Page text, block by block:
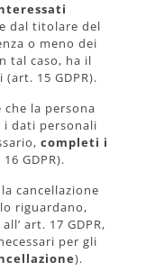
dal titolare del
o meno dei
tal caso, ha il
15 GDPR).
la persona
i dati personali
completi i
GDPR).
cancellazione
riguardano,
art. 17 GDPR,
per gli
).